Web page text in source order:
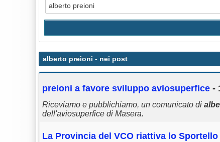
alberto preioni - nei post
preioni a favore sviluppo aviosuperfice -
Riceviamo e pubblichiamo, un comunicato di
dell'aviosuperfice di Masera.
La Provincia del VCO riattiva lo